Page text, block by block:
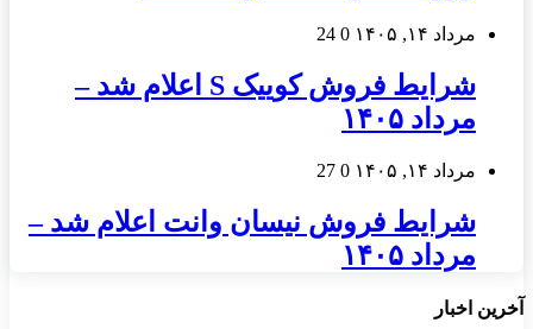
مرداد ۱۴, ۱۴۰۵ 0
24
شرایط فروش کوییک S اعلام شد –
مرداد ۱۴۰۵
مرداد ۱۴, ۱۴۰۵ 0
27
شرایط فروش نیسان وانت اعلام شد –
مرداد ۱۴۰۵
آخرین اخبار